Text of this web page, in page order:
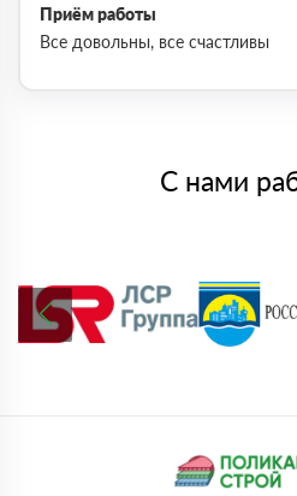
Приём работы
Все довольны, все счастливы
С нами